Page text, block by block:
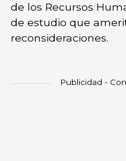
de los Recursos
de estudio que
reconsideraciones.